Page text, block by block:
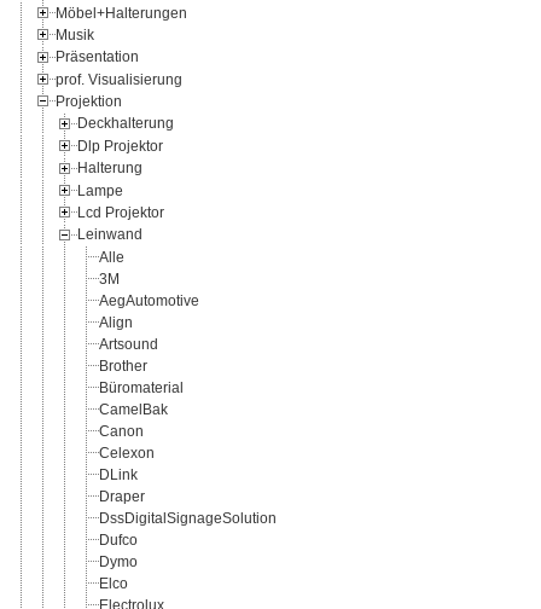
Möbel+Halterungen
Musik
Präsentation
prof. Visualisierung
Projektion
Deckhalterung
Dlp Projektor
Halterung
Lampe
Lcd Projektor
Leinwand
Alle
3M
AegAutomotive
Align
Artsound
Brother
Büromaterial
CamelBak
Canon
Celexon
DLink
Draper
DssDigitalSignageSolution
Dufco
Dymo
Elco
Electrolux